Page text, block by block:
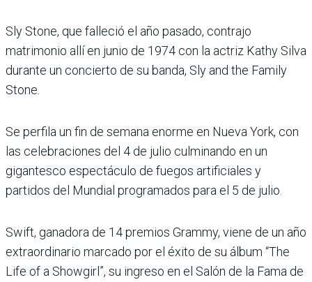
Sly Stone, que falleció el año pasado, contrajo
matrimonio allí en junio de 1974 con la actriz Kathy Silva
durante un concierto de su banda, Sly and the Family
Stone.
Se perfila un fin de semana enorme en Nueva York, con
las celebraciones del 4 de julio culminando en un
gigantesco espectáculo de fuegos artificiales y
partidos del Mundial programados para el 5 de julio.
Swift, ganadora de 14 premios Grammy, viene de un año
extraordinario marcado por el éxito de su álbum “The
Life of a Showgirl”, su ingreso en el Salón de la Fama de